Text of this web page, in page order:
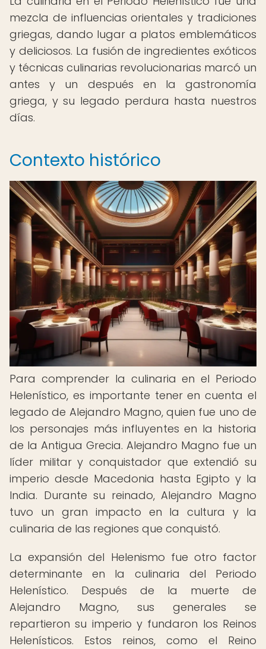
mezcla de influencias orientales y tradiciones
griegas, dando lugar a platos emblemáticos
y deliciosos. La fusión de ingredientes exóticos
y técnicas culinarias revolucionarias marcó un
antes y un después en la gastronomía
griega, y su legado perdura hasta nuestros
días.
Contexto histórico
Para comprender la culinaria en el Periodo
Helenístico, es importante tener en cuenta el
legado de Alejandro Magno, quien fue uno de
los personajes más influyentes en la historia
de la Antigua Grecia. Alejandro Magno fue un
líder militar y conquistador que extendió su
imperio desde Macedonia hasta Egipto y la
India. Durante su reinado, Alejandro Magno
tuvo un gran impacto en la cultura y la
culinaria de las regiones que conquistó.
La expansión del Helenismo fue otro factor
determinante en la culinaria del Periodo
Helenístico. Después de la muerte de
Alejandro Magno, sus generales se
repartieron su imperio y fundaron los Reinos
Helenísticos. Estos reinos, como el Reino